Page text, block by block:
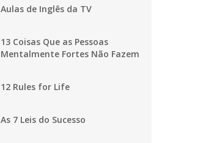
Aulas de Inglês da TV
13 Coisas Que as Pessoas
Mentalmente Fortes Não Fazem
12 Rules for Life
As 7 Leis do Sucesso